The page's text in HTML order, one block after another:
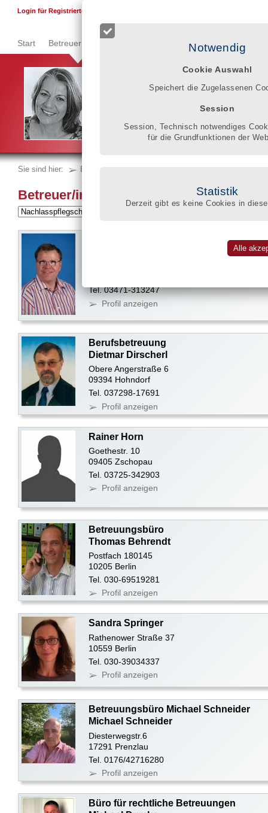
Notwendig
Cookie Auswahl
Speichert die Zugelassenen
Session
Session, Technisch notwendiges
für die Grundfunktionen der
Statistik
Derzeit gibt es keine Cookies in
Start Betreuer finden Registrierung
Klarheit gewinnen, welches wissen-
gesetzlicher Betreuer mitbringt, um die schwierige
Gisela Donner
Login für Registrierte
Sie sind hier: Betreuer finden
Betreuer/innen nach Tätigkeitsfeldern
Tel. 03471-313247
Profil anzeigen
Berufsbetreuung
Dietmar Dirscherl
Obere Angerstraße 6
09394 Hohndorf
Tel. 037298-17691
Profil anzeigen
Rainer Horn
Goethestr. 10
09405 Zschopau
Tel. 03725-342903
Profil anzeigen
Betreuungsbüro
Thomas Behrendt
Postfach 180145
10205 Berlin
Tel. 030-69519281
Profil anzeigen
Sandra Springer
Rathenower Straße 37
10559 Berlin
Tel. 030-39034337
Profil anzeigen
Betreuungsbüro Michael Schneider
Michael Schneider
Diesterwegstr.6
17291 Prenzlau
Tel. 0176/42716280
Profil anzeigen
Büro für rechtliche Betreuungen